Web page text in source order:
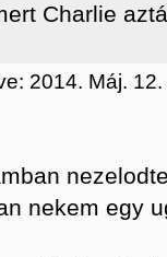
Charlie
2014. Máj.
nekem egy